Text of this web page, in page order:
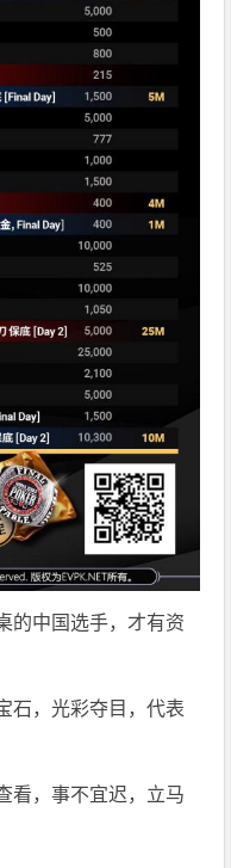
的中国选手，才有资
石，光彩夺目，代表
看，事不宜迟，立马